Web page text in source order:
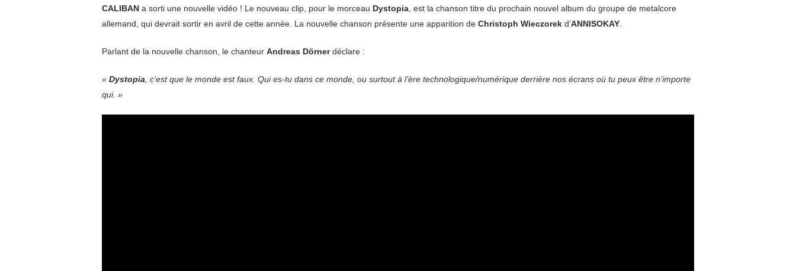
CALIBAN a sorti une nouvelle vidéo ! Le nouveau clip, pour le morceau Dystopia , est la chanson titre du prochain nouvel album du groupe de metalcore
allemand, qui devrait sortir en avril de cette année. La nouvelle chanson présente une apparition de Christoph Wieczorek d’ANNISOKAY
Parlant de la nouvelle chanson, le chanteur Andreas Dörnerdéclare :
« Dystopia , c’est que le monde est faux. Qui es-tu dans ce monde, ou surtout à l’ère technologique/numérique derrière nos écrans où tu peux être n’importe
qui. »